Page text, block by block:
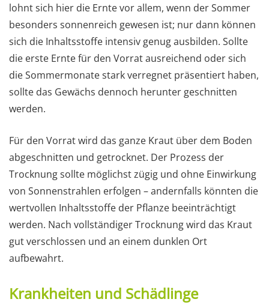
lohnt sich hier die Ernte vor allem, wenn der Sommer
besonders sonnenreich gewesen ist; nur dann können
sich die Inhaltsstoffe intensiv genug ausbilden. Sollte
die erste Ernte für den Vorrat ausreichend oder sich
die Sommermonate stark verregnet präsentiert haben,
sollte das Gewächs dennoch herunter geschnitten
werden.
Für den Vorrat wird das ganze Kraut über dem Boden
abgeschnitten und getrocknet. Der Prozess der
Trocknung sollte möglichst zügig und ohne Einwirkung
von Sonnenstrahlen erfolgen – andernfalls könnten die
wertvollen Inhaltsstoffe der Pflanze beeinträchtigt
werden. Nach vollständiger Trocknung wird das Kraut
gut verschlossen und an einem dunklen Ort
aufbewahrt.
Krankheiten und Schädlinge